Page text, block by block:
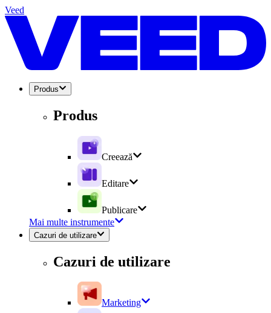
Veed
Produs
Produs
Creează
Editare
Publicare
Mai multe instrumente
Cazuri de utilizare
Cazuri de utilizare
Marketing